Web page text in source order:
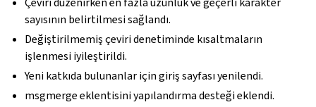
sayısının belirtilmesi sağlandı.
Değiştirilmemiş çeviri denetiminde kısaltmaların
işlenmesi iyileştirildi.
Yeni katkıda bulunanlar için giriş sayfası yenilendi.
msgmerge eklentisini yapılandırma desteği eklendi.